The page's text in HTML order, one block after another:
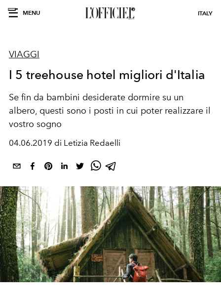
MENU ITALY
VIAGGI
I 5 treehouse hotel migliori d'Italia
Se fin da bambini desiderate dormire su un
albero, questi sono i posti in cui poter realizzare il
vostro sogno
04.06.2019 di Letizia Redaelli